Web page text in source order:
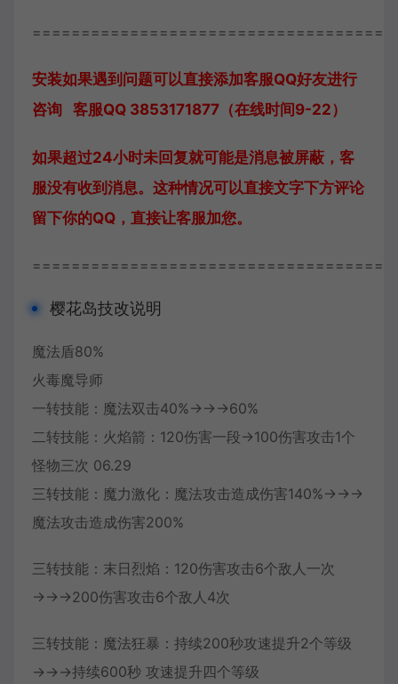
安装如果遇到问题可以直接添加客服QQ好友进行
咨询 客服QQ 3853171877（在线时间9-22）
如果超过24小时未回复就可能是消息被屏蔽，客
服没有收到消息。这种情况可以直接文字下方评论
留下你的QQ，直接让客服加您。
樱花岛技改说明
魔法盾80%
火毒魔导师
一转技能：魔法双击40%→→→60%
二转技能：火焰箭：120伤害一段→100伤害攻击1个
怪物三次 06.29
三转技能：魔力激化：魔法攻击造成伤害140%→→→
魔法攻击造成伤害200%
三转技能：末日烈焰：120伤害攻击6个敌人一次
→→→200伤害攻击6个敌人4次
三转技能：魔法狂暴：持续200秒攻速提升2个等级
→→→持续600秒 攻速提升四个等级